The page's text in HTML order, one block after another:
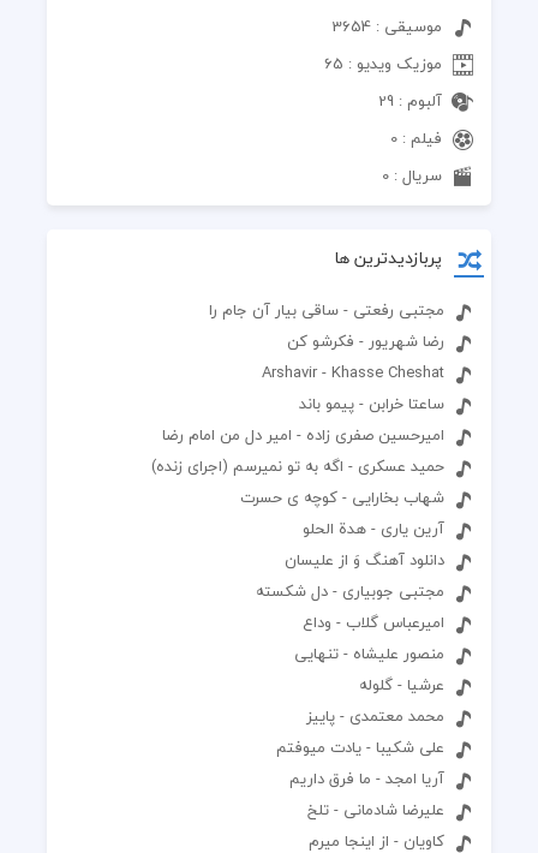
موسیقی : 3654
موزیک ویدیو : 65
آلبوم : 29
فیلم : 0
سریال : 0
پربازدیدترین ها
مجتبی رفعتی - ساقی بیار آن جام را
رضا شهریور - فکرشو کن
Arshavir - Khasse Cheshat
ساعتا خرابن - پیمو باند
امیرحسین صفری زاده - امیر دل من امام رضا
حمید عسکری - اگه به تو نمیرسم (اجرای زنده)
شهاب بخارایی - کوچه ی حسرت
آرین یاری - هدة الحلو
دانلود آهنگ وَ از علیسان
مجتبی جوبیاری - دل شکسته
امیرعباس گلاب - وداع
منصور علیشاه - تنهایی
عرشیا - گلوله
محمد معتمدی - پاییز
علی شکیبا - یادت میوفتم
آریا امجد - ما فرق داریم
علیرضا شادمانی - تلخ
کاویان - از اینجا میرم